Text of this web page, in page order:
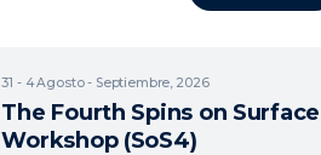
31 - 4Agosto - Septiembre, 2026
The Fourth Spins on Surface
Workshop (SoS4)